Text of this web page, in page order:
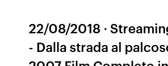
22/08/2018 ·
- Dalla strada al